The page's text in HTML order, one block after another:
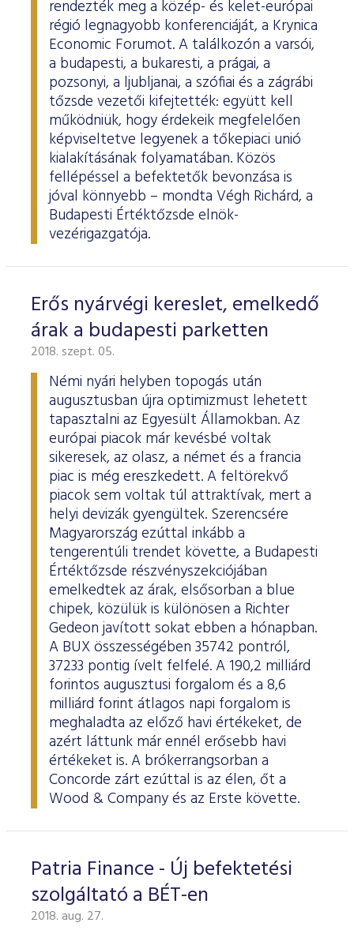
rendezték meg a közép- és kelet-európai
régió legnagyobb konferenciáját, a Krynica
Economic Forumot. A találkozón a varsói,
a budapesti, a bukaresti, a prágai, a
pozsonyi, a ljubljanai, a szófiai és a zágrábi
tőzsde vezetői kifejtették: együtt kell
működniük, hogy érdekeik megfelelően
képviseltetve legyenek a tőkepiaci unió
kialakításának folyamatában. Közös
fellépéssel a befektetők bevonzása is
jóval könnyebb – mondta Végh Richárd, a
Budapesti Értéktőzsde elnök-
vezérigazgatója.
Erős nyárvégi kereslet, emelkedő
árak a budapesti parketten
2018. szept. 05.
Némi nyári helyben topogás után
augusztusban újra optimizmust lehetett
tapasztalni az Egyesült Államokban. Az
európai piacok már kevésbé voltak
sikeresek, az olasz, a német és a francia
piac is még ereszkedett. A feltörekvő
piacok sem voltak túl attraktívak, mert a
helyi devizák gyengültek. Szerencsére
Magyarország ezúttal inkább a
tengerentúli trendet követte, a Budapesti
Értéktőzsde részvényszekciójában
emelkedtek az árak, elsősorban a blue
chipek, közülük is különösen a Richter
Gedeon javított sokat ebben a hónapban.
A BUX összességében 35742 pontról,
37233 pontig ívelt felfelé. A 190,2 milliárd
forintos augusztusi forgalom és a 8,6
milliárd forint átlagos napi forgalom is
meghaladta az előző havi értékeket, de
azért láttunk már ennél erősebb havi
értékeket is. A brókerrangsorban a
Concorde zárt ezúttal is az élen, őt a
Wood & Company és az Erste követte.
Patria Finance - Új befektetési
szolgáltató a BÉT-en
2018. aug. 27.